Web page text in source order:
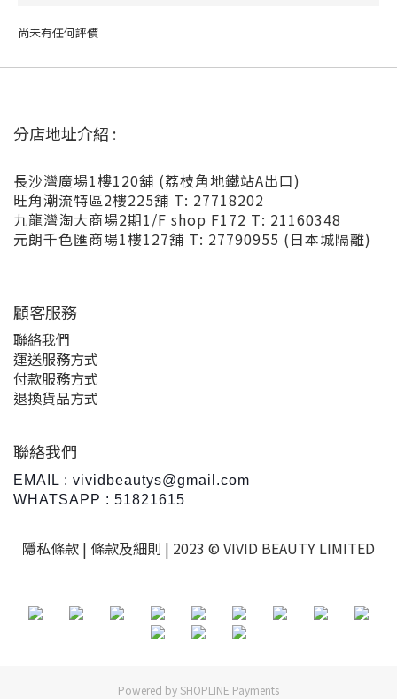
尚未有任何評價
分店地址介紹 :
長沙灣廣場1樓120舖 (荔枝角地鐵站A出口)
旺角潮流特區2樓225舖 T: 27718202
九龍灣淘大商場2期1/F shop F172 T: 21160348
元朗千色匯商場1樓127舖 T: 27790955 (日本城隔離)
顧客服務
聯絡我們
運送服務方式
付款服務方式
退換貨品方式
聯絡我們
EMAIL : vividbeautys@gmail.com
WHATSAPP : 51821615
隱私條款 | 條款及細則 | 2023 © VIVID BEAUTY LIMITED
Powered by SHOPLINE Payments